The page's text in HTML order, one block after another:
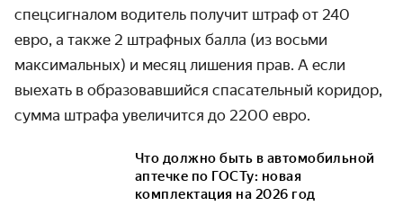
спецсигналом водитель получит штраф от 240
евро, а также 2 штрафных балла (из восьми
максимальных) и месяц лишения прав. А если
выехать в образовавшийся спасательный коридор,
сумма штрафа увеличится до 2200 евро.
Что должно быть в автомобильной
аптечке по ГОСТу: новая
комплектация на 2026 год